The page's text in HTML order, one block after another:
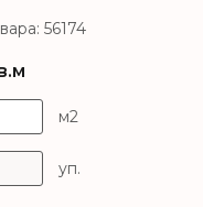
56174
м2
уп.